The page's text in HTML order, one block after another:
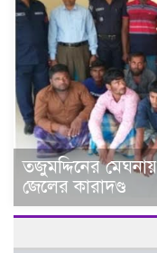
তজুমদ্দিনের
জেলের কারাদণ্ড